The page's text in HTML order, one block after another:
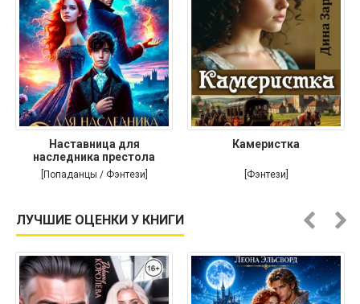
Наставница для
наследника престола
[Попаданцы / Фэнтези]
Камеристка
[Фэнтези]
ЛУЧШИЕ ОЦЕНКИ У КНИГИ